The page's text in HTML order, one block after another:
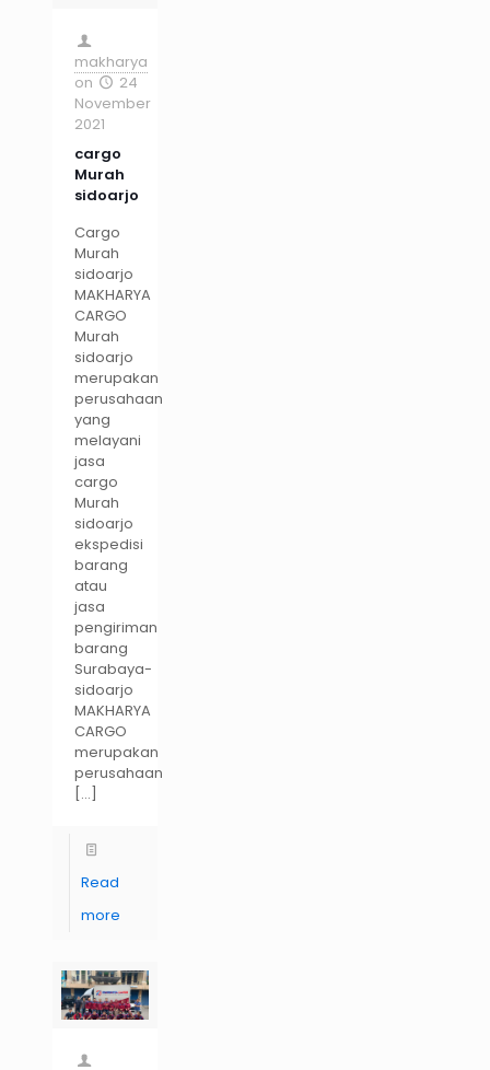
makharya
on
24
November
2021
cargo
Murah
sidoarjo
Cargo
Murah
sidoarjo
MAKHARYA
CARGO
Murah
sidoarjo
merupakan
perusahaan
yang
melayani
jasa
cargo
Murah
sidoarjo
ekspedisi
barang
atau
jasa
pengiriman
barang
Surabaya-
sidoarjo
MAKHARYA
CARGO
merupakan
perusahaan
[…]
Read
more